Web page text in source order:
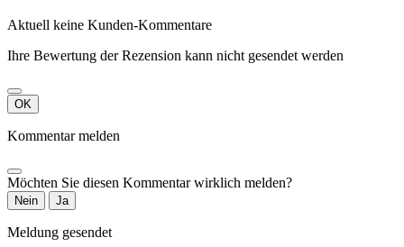
Aktuell keine Kunden-Kommentare
Ihre Bewertung der Rezension kann nicht gesendet werden
OK
Kommentar melden
Möchten Sie diesen Kommentar wirklich melden?
Nein Ja
Meldung gesendet